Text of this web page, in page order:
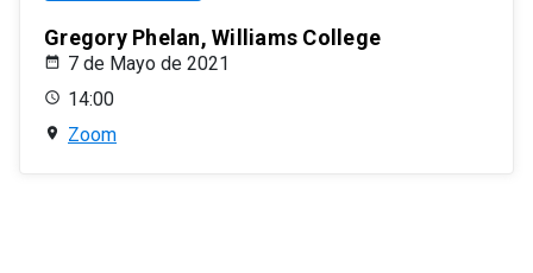
Gregory Phelan, Williams College
7 de Mayo de 2021
14:00
Zoom